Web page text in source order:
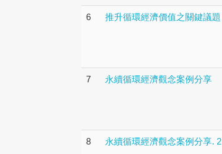
6 推升循環經濟價值之關鍵議題
7 永續循環經濟觀念案例分享
8 永續循環經濟觀念案例分享. 2